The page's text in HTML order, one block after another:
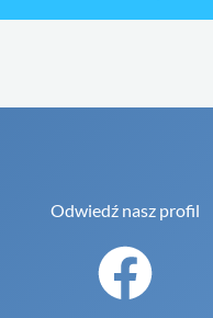
Odwiedź nasz profil